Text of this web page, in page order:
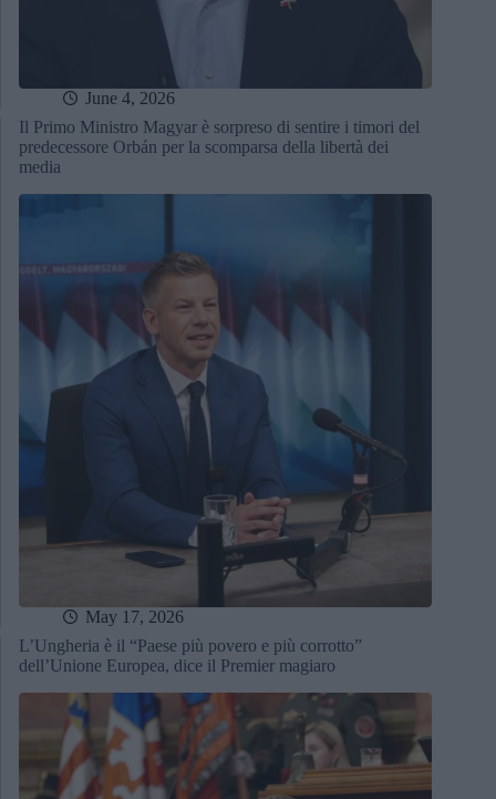
June 4, 2026
Il Primo Ministro Magyar è sorpreso di sentire i timori del
predecessore Orbán per la scomparsa della libertà dei
media
May 17, 2026
L’Ungheria è il “Paese più povero e più corrotto”
dell’Unione Europea, dice il Premier magiaro